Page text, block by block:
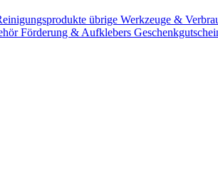
übrige Werkzeuge &
Förderung & Aufklebers